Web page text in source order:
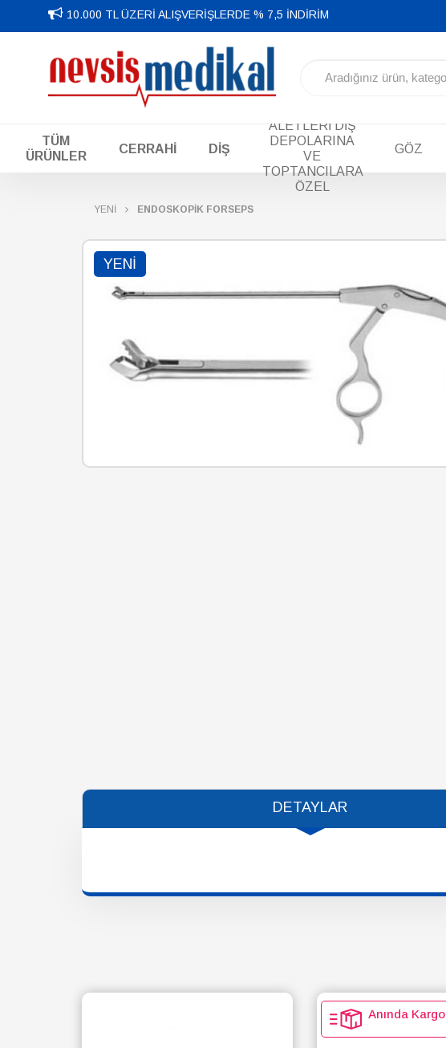
10.000 TL ÜZERİ ALIŞVERİŞLERDE % 7,5 İNDİRİM
TÜM
ÜRÜNLER
CERRAHİ DİŞ
ALETLERİ DİŞ
DEPOLARINA
VE
TOPTANCILARA
ÖZEL
GÖZ
YENİ ENDOSKOPİK FORSEPS
YENI
DETAYLAR
Anında Kargo